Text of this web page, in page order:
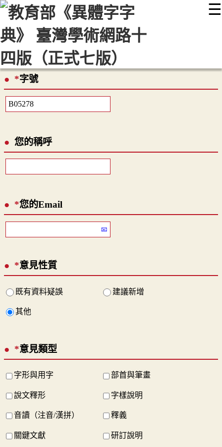
☰
::: 最新消息 常見問題 編輯說明
顯示模式
網站導覽
*字號
您的稱呼
*您的Email
*意見性質
既有資料疑誤 建議新增
其他
*意見類型
字形與用字 部首與筆畫
說文釋形 字樣說明
音讀（注音/漢拼） 釋義
關鍵文獻 研訂說明